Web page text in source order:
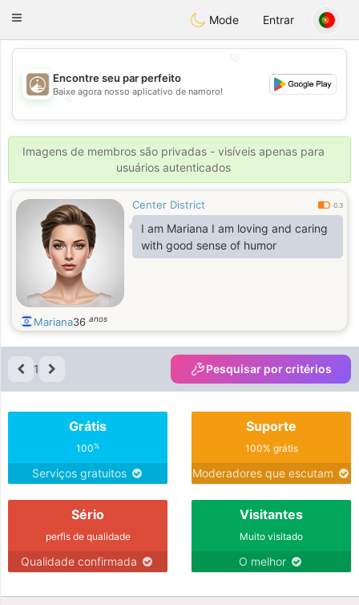
ahebik
Toggle
Mode Entrar
💖
💕
💕
Encontre seu par perfeito
Baixe agora nosso aplicativo de namoro!
Imagens de membros são privadas - visíveis apenas para
usuários autenticados
Center District 0.3
I am Mariana I am loving and caring
with good sense of humor
Mariana36 anos
1 Pesquisar por critérios
Grátis
100%
Serviços gratuitos
Suporte
100% grátis
Moderadores que escutam
Sério
perfis de qualidade
Qualidade confirmada
Visitantes
Muito visitado
O melhor